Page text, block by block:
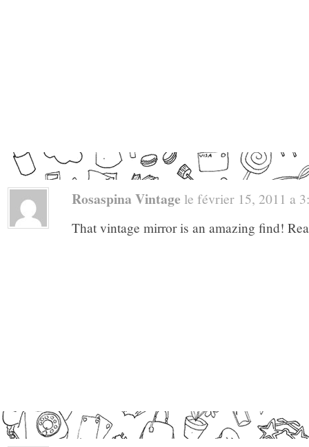
Rosaspina Vintage le février 15, 2011 a
That vintage mirror is an amazing find!